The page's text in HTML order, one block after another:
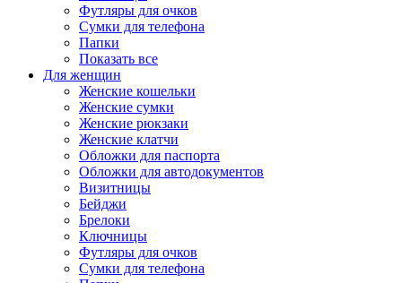
Футляры для очков
Сумки для телефона
Папки
Показать все
Для женщин
Женские кошельки
Женские сумки
Женские рюкзаки
Женские клатчи
Обложки для паспорта
Обложки для автодокументов
Визитницы
Бейджи
Брелоки
Ключницы
Футляры для очков
Сумки для телефона